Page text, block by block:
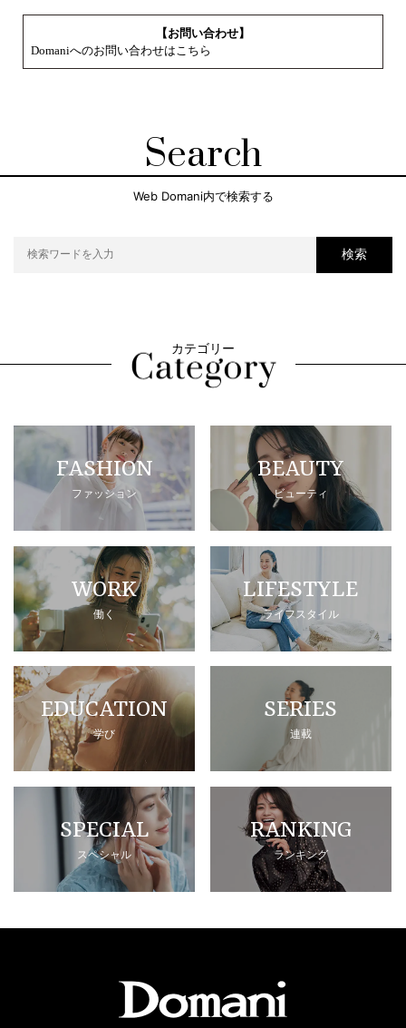
【お問い合わせ】
Domaniへのお問い合わせはこちら
Search
Web Domani内で検索する
検索
カテゴリー
FASHION
ファッション
BEAUTY
ビューティ
WORK
働く
LIFESTYLE
ライフスタイル
EDUCATION
学び
SERIES
連載
SPECIAL
スペシャル
RANKING
ランキング